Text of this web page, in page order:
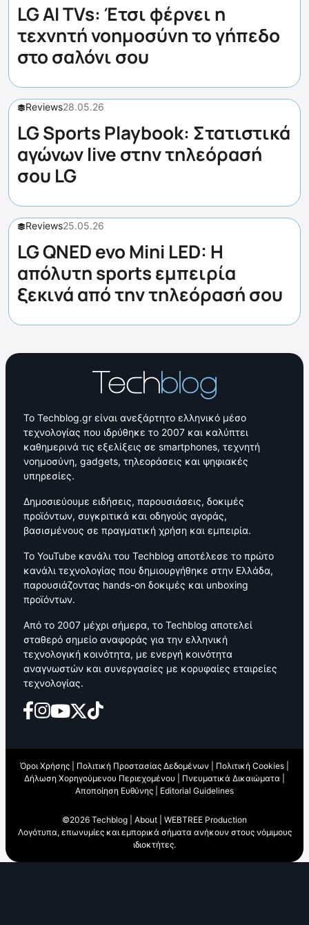
LG AI TVs: Έτσι φέρνει η
τεχνητή νοημοσύνη το γήπεδο
στο σαλόνι σου
Reviews28.05.26
LG Sports Playbook: Στατιστικά
αγώνων live στην τηλεόρασή
σου LG
Reviews25.05.26
LG QNED evo Mini LED: Η
απόλυτη sports εμπειρία
ξεκινά από την τηλεόρασή σου
Το Techblog.gr είναι ανεξάρτητο ελληνικό μέσο
τεχνολογίας που ιδρύθηκε το 2007 και καλύπτει
καθημερινά τις εξελίξεις σε smartphones, τεχνητή
νοημοσύνη, gadgets, τηλεοράσεις και ψηφιακές
υπηρεσίες.
Δημοσιεύουμε ειδήσεις, παρουσιάσεις, δοκιμές
προϊόντων, συγκριτικά και οδηγούς αγοράς,
βασισμένους σε πραγματική χρήση και εμπειρία.
Το YouTube κανάλι του Techblog αποτέλεσε το πρώτο
κανάλι τεχνολογίας που δημιουργήθηκε στην Ελλάδα,
παρουσιάζοντας hands-on δοκιμές και unboxing
προϊόντων.
Από το 2007 μέχρι σήμερα, το Techblog αποτελεί
σταθερό σημείο αναφοράς για την ελληνική
τεχνολογική κοινότητα, με ενεργή κοινότητα
αναγνωστών και συνεργασίες με κορυφαίες εταιρείες
τεχνολογίας.
Όροι Χρήσης Πολιτική Προστασίας Δεδομένων Πολιτική Cookies
Δήλωση Χορηγούμενου Περιεχομένου
Πνευματικά Δικαιώματα
Αποποίηση Ευθύνης
Editorial Guidelines
©2026 Techblog | About
WEBTREE Production
Λογότυπα, επωνυμίες και εμπορικά σήματα ανήκουν στους νόμιμους
ιδιοκτήτες.